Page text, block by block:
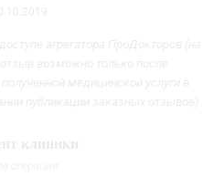
агрегатора ПроДокторов (на
возможно только после
медицинской услуги в
публикации заказных отзывов)
клиники